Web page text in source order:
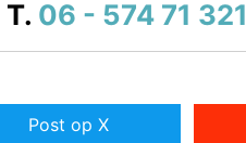
T. 06 - 574 71 321
Post op X